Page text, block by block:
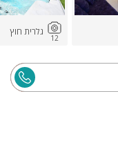
12
גלרית חוץ